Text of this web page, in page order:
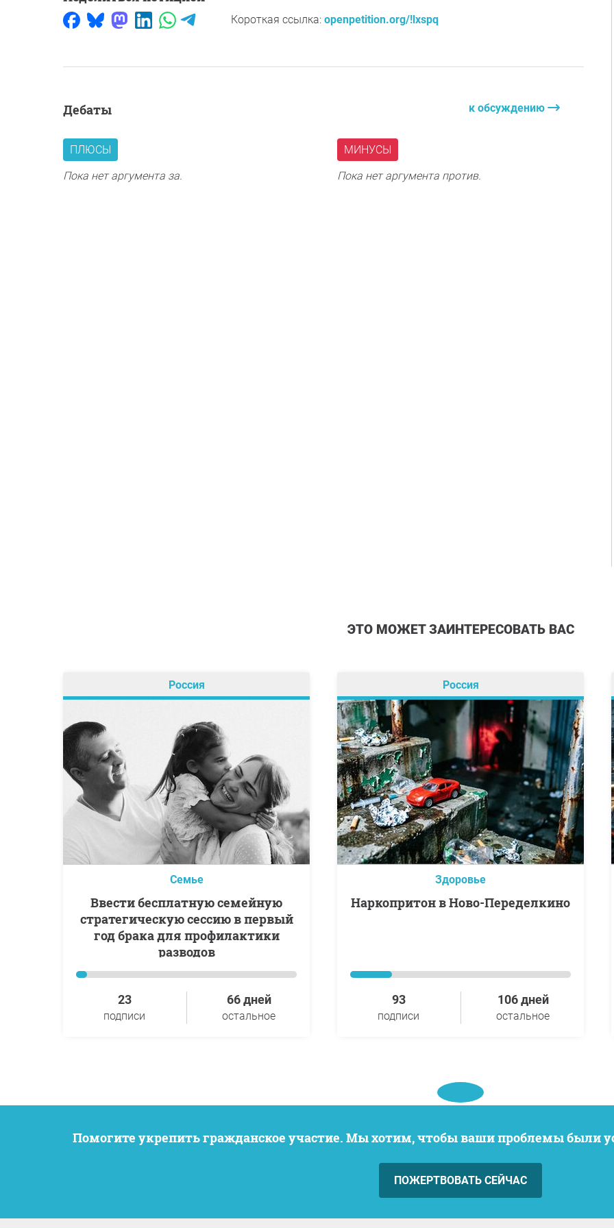
Короткая ссылка: openpetition.org/!lxspq
дебаты к обсуждению
ПЛЮСЫ
Пока нет аргумента за.
МИНУСЫ
Пока нет аргумента против.
ЭТО МОЖЕТ ЗАИНТЕРЕСОВАТЬ ВАС
Россия
Семье
Ввести бесплатную семейную
стратегическую сессию в первый
год брака для профилактики
разводов
23
подписи
66 дней
остальное
Россия
Здоровье
Наркопритон в Ново-Переделкино
93
подписи
106 дней
остальное
Помогите укрепить гражданское участие. Мы хотим, чтобы ваши проблемы были
ПОЖЕРТВОВАТЬ СЕЙЧАС